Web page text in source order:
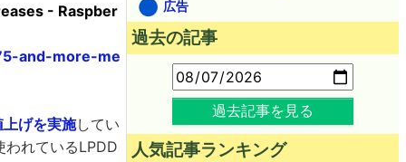
- Raspber
and-more-me
上げを実施してい
れているLPDD
広告
過去の記事
過去記事を見る
人気記事ランキング